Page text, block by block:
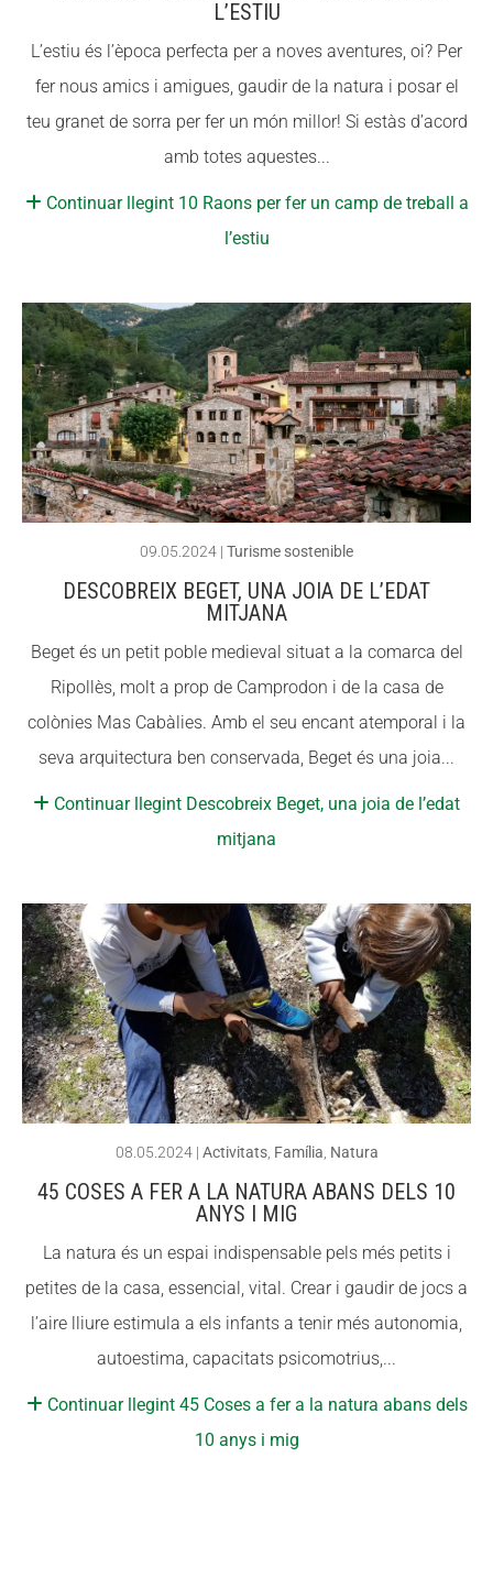
L’ESTIU
L’estiu és l’època perfecta per a noves aventures, oi? Per
fer nous amics i amigues, gaudir de la natura i posar el
teu granet de sorra per fer un món millor! Si estàs d’acord
amb totes aquestes...
Continuar llegint 10 Raons per fer un camp de treball a
l’estiu
09.05.2024 | Turisme sostenible
DESCOBREIX BEGET, UNA JOIA DE L’EDAT
MITJANA
Beget és un petit poble medieval situat a la comarca del
Ripollès, molt a prop de Camprodon i de la casa de
colònies Mas Cabàlies. Amb el seu encant atemporal i la
seva arquitectura ben conservada, Beget és una joia...
Continuar llegint Descobreix Beget, una joia de l’edat
mitjana
08.05.2024| Activitats, Família Natura
45 COSES A FER A LA NATURA ABANS DELS 10
ANYS I MIG
La natura és un espai indispensable pels més petits i
petites de la casa, essencial, vital. Crear i gaudir de jocs a
l’aire lliure estimula a els infants a tenir més autonomia,
autoestima, capacitats psicomotrius,...
Continuar llegint 45 Coses a fer a la natura abans dels
10 anys i mig
CONEIX FUNDESPLAI
Els comptes clars
Memòria d'activitats
Proposta educativa
ACTUALITAT
Notícies
Diari de la Fundació
COL·LABORA
CONEIX FUNDESPLAI
Els comptes clars
Memòria d'activitats
Proposta educativa
ACTUALITAT
Notícies
Diari de la Fundació
COL·LABORA